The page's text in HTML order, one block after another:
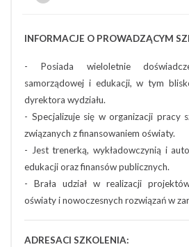
INFORMACJE O PROWADZĄCYM
- Posiada wieloletnie
samorządowej i edukacji, w tym
dyrektora wydziału.
- Specjalizuje się w organizacji pracy
związanych z finansowaniem oświaty.
- Jest trenerką, wykładowczynią i
edukacji oraz finansów publicznych.
- Brała udział w realizacji
oświaty i nowoczesnych rozwiązań w
ADRESACI SZKOLENIA: